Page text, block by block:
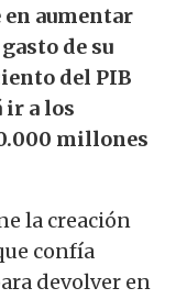
aumentar
de su
del PIB
ir a los
millones
la creación
confía
devolver en